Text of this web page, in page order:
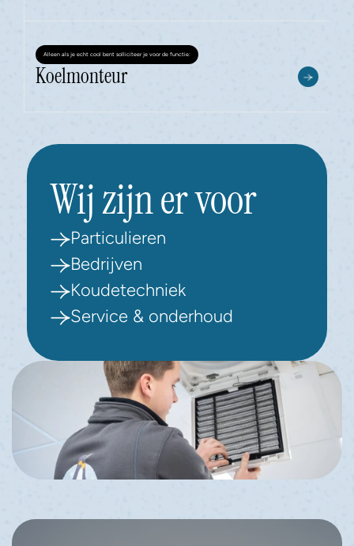
Alleen als je echt cool bent solliciteer je voor de functie:
Koelmonteur
Wij zijn er voor
Particulieren
Bedrijven
Koudetechniek
Service & onderhoud